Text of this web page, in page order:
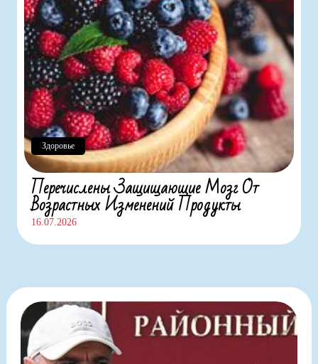
Перечислены Защищающие Мозг От
Возрастных Изменений Продукты
16.07.2026
Здоровье